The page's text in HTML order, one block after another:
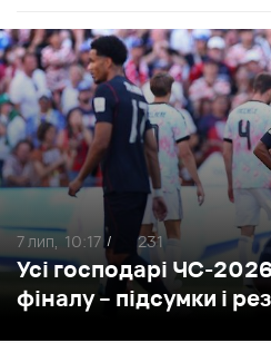
Усі господарі ЧС-
фіналу – підсумки і
7 лип, 10:17 / 231